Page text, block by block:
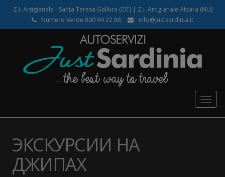
Z.I. Artigianale - Santa Teresa Gallura (OT) | Z.I. Artigianale Atzara (NU)
Numero Verde 800 94 22 88
info@justsardinia.it
ЭКСКУРСИИ НА
ДЖИПАХ